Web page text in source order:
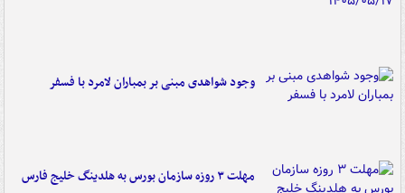
وجود شواهدی مبنی بر بمباران لامرد با فسفر
مهلت ۳ روزه سازمان بورس به هلدینگ خلیج فارس